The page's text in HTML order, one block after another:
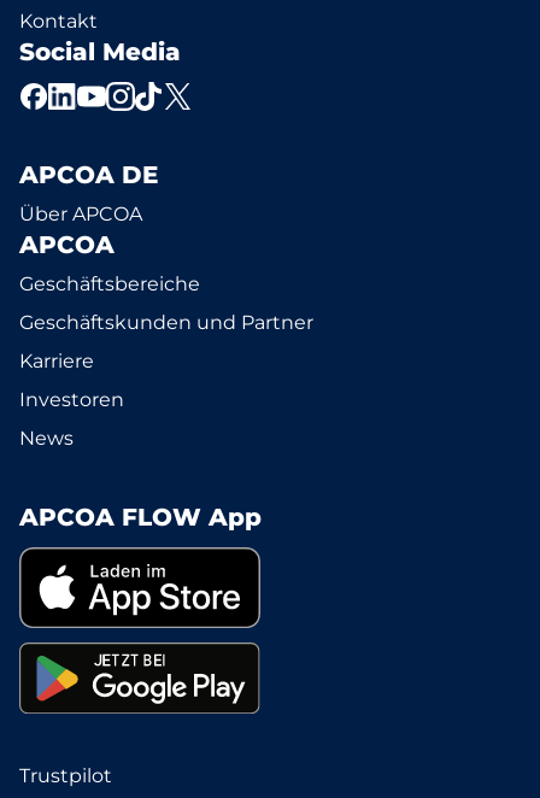
Kontakt
Social Media
APCOA DE
Über APCOA
APCOA
Geschäftsbereiche
Geschäftskunden und Partner
Karriere
Investoren
News
APCOA FLOW App
Trustpilot